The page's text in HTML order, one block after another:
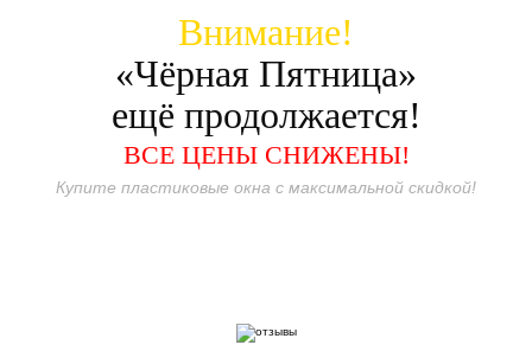
Внимание!
«Чёрная Пятница»
ещё продолжается!
ВСЕ ЦЕНЫ СНИЖЕНЫ!
Купите пластиковые окна с максимальной скидкой!